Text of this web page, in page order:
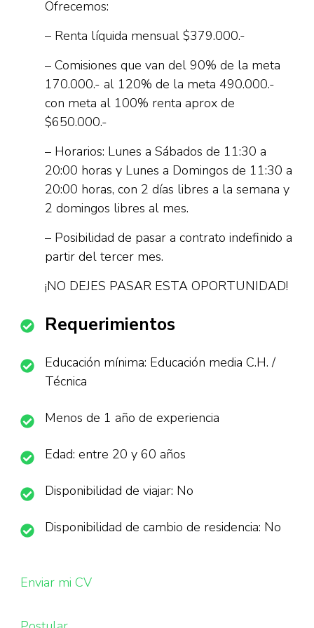
Ofrecemos:
– Renta líquida mensual $379.000.-
– Comisiones que van del 90% de la meta
170.000.- al 120% de la meta 490.000.-
con meta al 100% renta aprox de
$650.000.-
– Horarios: Lunes a Sábados de 11:30 a
20:00 horas y Lunes a Domingos de 11:30 a
20:00 horas, con 2 días libres a la semana y
2 domingos libres al mes.
– Posibilidad de pasar a contrato indefinido a
partir del tercer mes.
¡NO DEJES PASAR ESTA OPORTUNIDAD!
Requerimientos
Educación mínima: Educación media C.H. /
Técnica
Menos de 1 año de experiencia
Edad: entre 20 y 60 años
Disponibilidad de viajar: No
Disponibilidad de cambio de residencia: No
Enviar mi CV